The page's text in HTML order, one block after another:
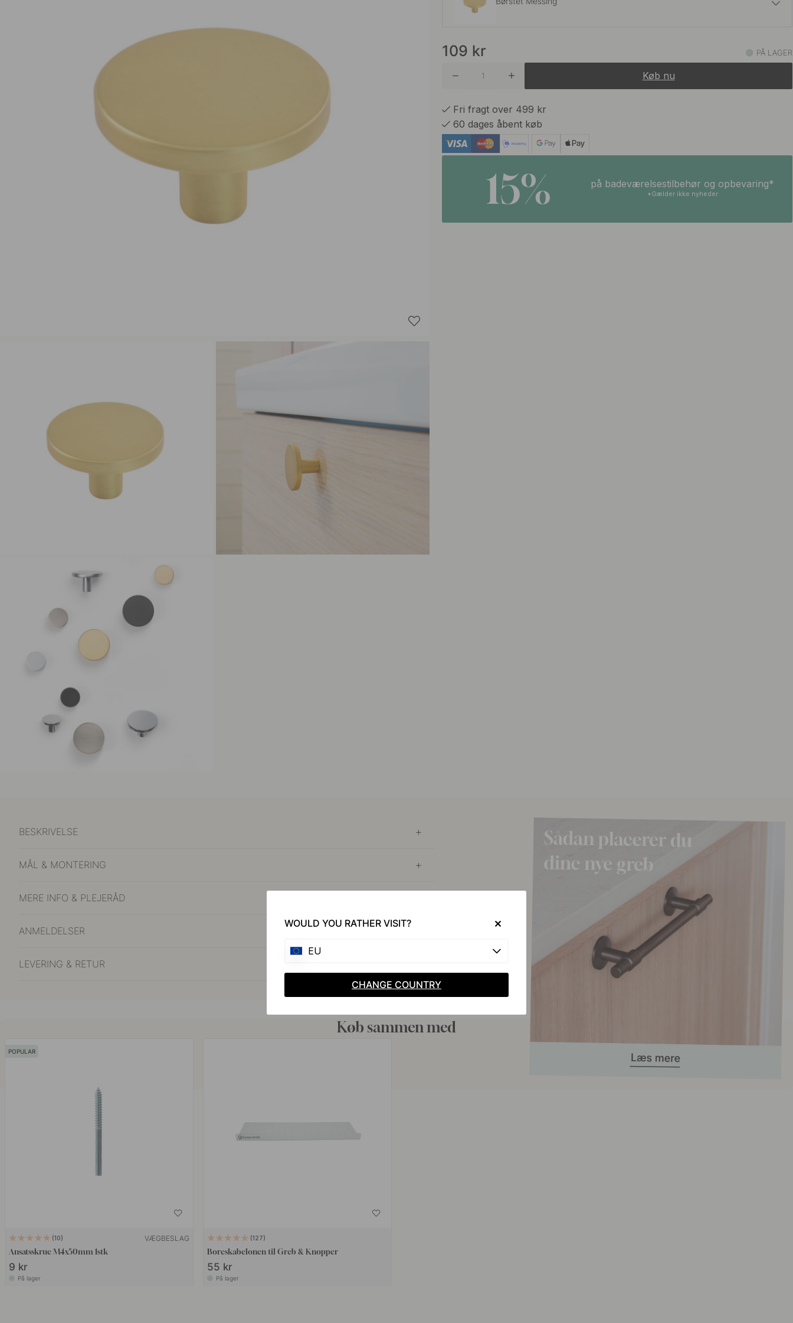
På lager
109 kr PÅ LAGER
Køb nu
Fri fragt over 499 kr
60 dages åbent køb
15% på badeværelsestilbehør og opbevaring*
*Gælder ikke nyheder
BESKRIVELSE
MÅL & MONTERING
MERE INFO & PLEJERÅD
ANMELDELSER
LEVERING & RETUR
Køb sammen med
POPULAR
10 VÆGBESLAG
Ansatsskrue M4x50mm 1stk
9 kr
På lager
127
Boreskabelonen til Greb & Knopper
55 kr
På lager
WOULD YOU RATHER VISIT?
EU
CHANGE COUNTRY